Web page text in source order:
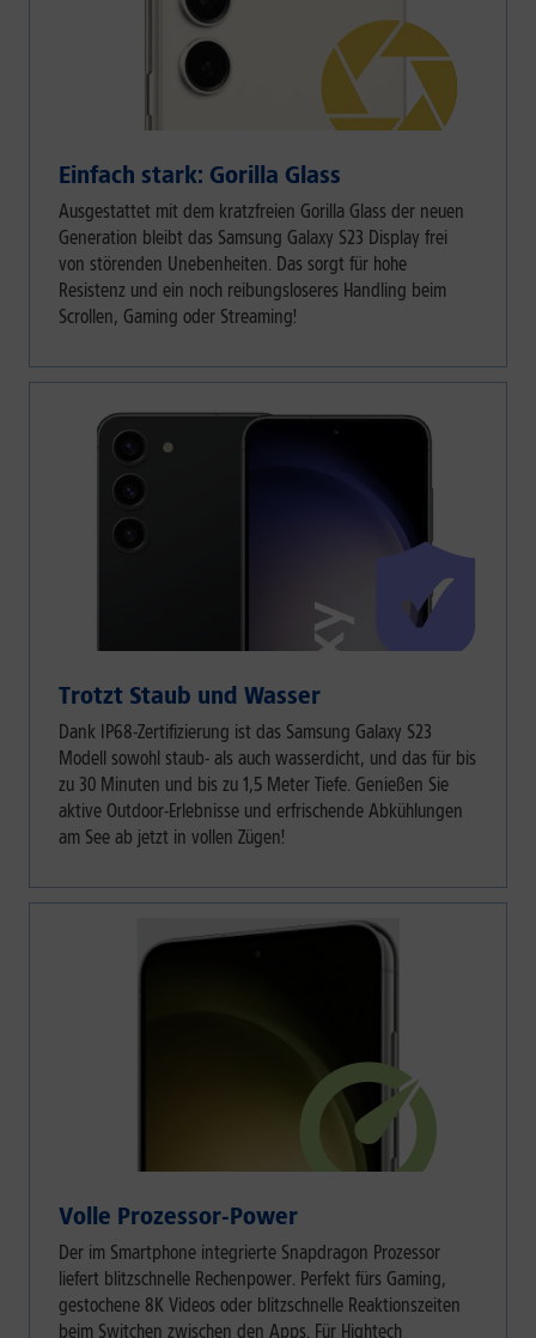
Einfach stark: Gorilla Glass
Ausgestattet mit dem kratzfreien Gorilla Glass der neuen
Generation bleibt das Samsung Galaxy S23 Display frei
von störenden Unebenheiten. Das sorgt für hohe
Resistenz und ein noch reibungsloseres Handling beim
Scrollen, Gaming oder Streaming!
Trotzt Staub und Wasser
Dank IP68-Zertifizierung ist das Samsung Galaxy S23
Modell sowohl staub- als auch wasserdicht, und das für bis
zu 30 Minuten und bis zu 1,5 Meter Tiefe. Genießen Sie
aktive Outdoor-Erlebnisse und erfrischende Abkühlungen
am See ab jetzt in vollen Zügen!
Volle Prozessor-Power
Der im Smartphone integrierte Snapdragon Prozessor
liefert blitzschnelle Rechenpower. Perfekt fürs Gaming,
gestochene 8K Videos oder blitzschnelle Reaktionszeiten
beim Switchen zwischen den Apps. Für Hightech